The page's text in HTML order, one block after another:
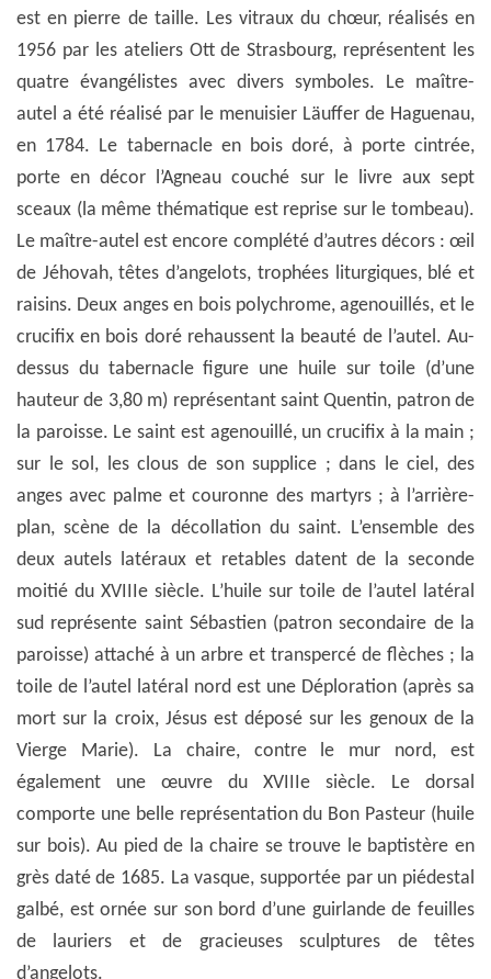
est en pierre de taille. Les vitraux du chœur, réalisés en
1956 par les ateliers Ott de Strasbourg, représentent les
quatre évangélistes avec divers symboles. Le maître-
autel a été réalisé par le menuisier Läuffer de Haguenau,
en 1784. Le tabernacle en bois doré, à porte cintrée,
porte en décor l’Agneau couché sur le livre aux sept
sceaux (la même thématique est reprise sur le tombeau).
Le maître-autel est encore complété d’autres décors : œil
de Jéhovah, têtes d’angelots, trophées liturgiques, blé et
raisins. Deux anges en bois polychrome, agenouillés, et le
crucifix en bois doré rehaussent la beauté de l’autel. Au-
dessus du tabernacle figure une huile sur toile (d’une
hauteur de 3,80 m) représentant saint Quentin, patron de
la paroisse. Le saint est agenouillé, un crucifix à la main ;
sur le sol, les clous de son supplice ; dans le ciel, des
anges avec palme et couronne des martyrs ; à l’arrière-
plan, scène de la décollation du saint. L’ensemble des
deux autels latéraux et retables datent de la seconde
moitié du XVIIIe siècle. L’huile sur toile de l’autel latéral
sud représente saint Sébastien (patron secondaire de la
paroisse) attaché à un arbre et transpercé de flèches ; la
toile de l’autel latéral nord est une Déploration (après sa
mort sur la croix, Jésus est déposé sur les genoux de la
Vierge Marie). La chaire, contre le mur nord, est
également une œuvre du XVIIIe siècle. Le dorsal
comporte une belle représentation du Bon Pasteur (huile
sur bois). Au pied de la chaire se trouve le baptistère en
grès daté de 1685. La vasque, supportée par un piédestal
galbé, est ornée sur son bord d’une guirlande de feuilles
de lauriers et de gracieuses sculptures de têtes
d’angelots.